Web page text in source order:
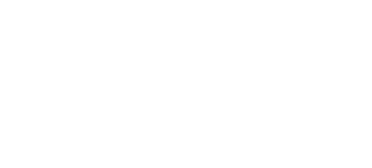
Markdown version of this page: /en/developer-guide/snowpark/